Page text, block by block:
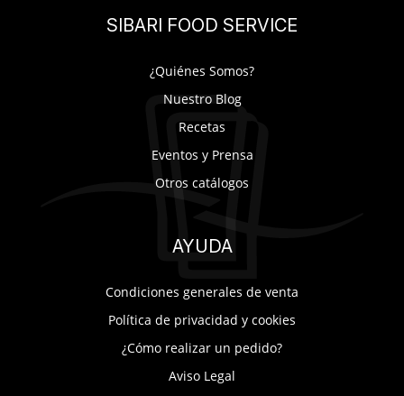
SIBARI FOOD SERVICE
¿Quiénes Somos?
Nuestro Blog
Recetas
Eventos y Prensa
Otros catálogos
AYUDA
Condiciones generales de venta
Política de privacidad y cookies
¿Cómo realizar un pedido?
Aviso Legal